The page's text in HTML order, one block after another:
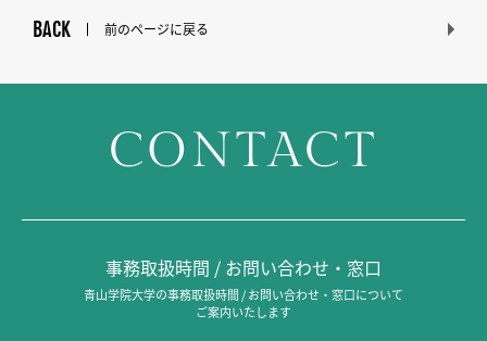
BACK 前のページに戻る
CONTACT
事務取扱時間 / お問い合わせ・窓口
青山学院大学の事務取扱時間 / お問い合わせ・窓口について
ご案内いたします